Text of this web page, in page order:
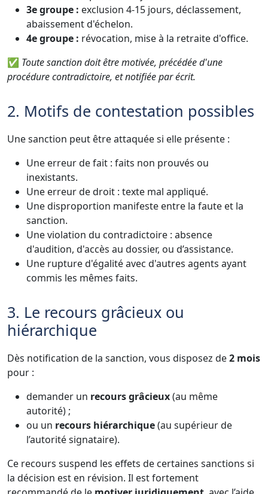
3e groupe : exclusion 4-15 jours, déclassement,
abaissement d'échelon.
4e groupe : révocation, mise à la retraite d'office.
✅ Toute sanction doit être motivée, précédée d'une
procédure contradictoire, et notifiée par écrit.
2. Motifs de contestation possibles
Une sanction peut être attaquée si elle présente :
Une erreur de fait : faits non prouvés ou
inexistants.
Une erreur de droit : texte mal appliqué.
Une disproportion manifeste entre la faute et la
sanction.
Une violation du contradictoire : absence
d'audition, d'accès au dossier, ou d’assistance.
Une rupture d'égalité avec d'autres agents ayant
commis les mêmes faits.
3. Le recours grâcieux ou
hiérarchique
Dès notification de la sanction, vous disposez de2 mois
pour :
demander un recours grâcieux(au même
autorité) ;
ou un recours hiérarchique(au supérieur de
l’autorité signataire).
Ce recours suspend les effets de certaines sanctions si
la décision est en révision. Il est fortement